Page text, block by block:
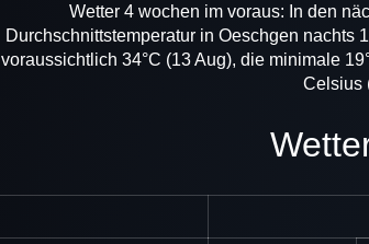
Wetter 4 wochen im voraus: In den
Durchschnittstemperatur in Oeschgen nachts
voraussichtlich 34°C (13 Aug), die minimale
Celsius